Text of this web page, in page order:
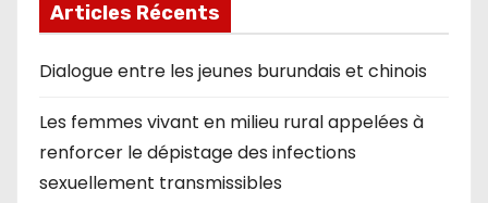
Articles Récents
Dialogue entre les jeunes burundais et chinois
Les femmes vivant en milieu rural appelées à
renforcer le dépistage des infections
sexuellement transmissibles